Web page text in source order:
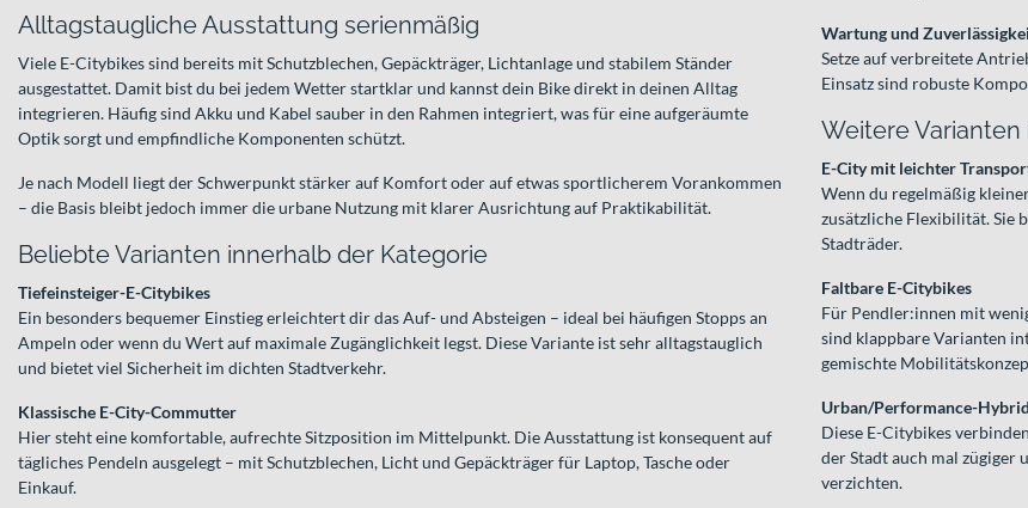
Alltagstaugliche Ausstattung serienmäßig
Viele E-Citybikes sind bereits mit Schutzblechen, Gepäckträger, Lichtanlage und stabilem Ständer
ausgestattet. Damit bist du bei jedem Wetter startklar und kannst dein Bike direkt in deinen Alltag
integrieren. Häufig sind Akku und Kabel sauber in den Rahmen integriert, was für eine aufgeräumte
Optik sorgt und empfindliche Komponenten schützt.
Je nach Modell liegt der Schwerpunkt stärker auf Komfort oder auf etwas sportlicherem Vorankommen
– die Basis bleibt jedoch immer die urbane Nutzung mit klarer Ausrichtung auf Praktikabilität.
Beliebte Varianten innerhalb der Kategorie
Tiefeinsteiger-E-Citybikes
Ein besonders bequemer Einstieg erleichtert dir das Auf- und Absteigen – ideal bei häufigen Stopps an
Ampeln oder wenn du Wert auf maximale Zugänglichkeit legst. Diese Variante ist sehr alltagstauglich
und bietet viel Sicherheit im dichten Stadtverkehr.
Klassische E-City-Commutter
Hier steht eine komfortable, aufrechte Sitzposition im Mittelpunkt. Die Ausstattung ist konsequent auf
tägliches Pendeln ausgelegt – mit Schutzblechen, Licht und Gepäckträger für Laptop, Tasche oder
Einkauf.
Wartung und
Setze auf verbreitete
Einsatz sind robuste
Weitere
E-City mit leichter
Wenn du regelmäßig
zusätzliche Flexibilität. Sie
Stadträder.
Faltbare E-Citybikes
Für Pendler:innen mit
sind klappbare Varianten
gemischte
Urban/Performance-
Diese E-Citybikes
der Stadt auch mal zügiger
verzichten.